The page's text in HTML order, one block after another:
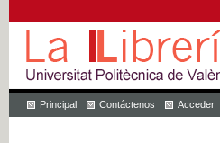
Principal Contáctenos Acceder